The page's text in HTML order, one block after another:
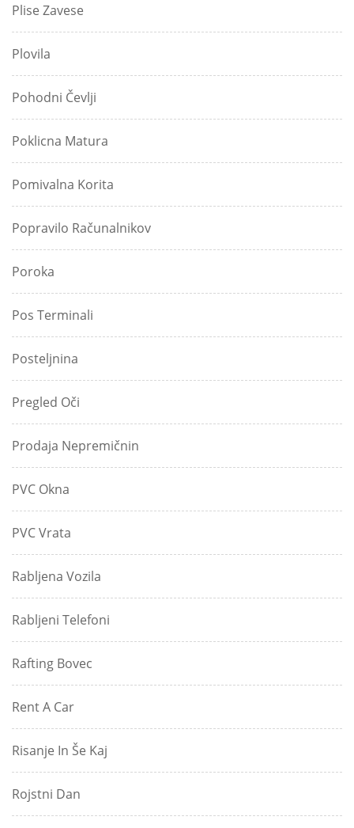
Plise Zavese
Plovila
Pohodni Čevlji
Poklicna Matura
Pomivalna Korita
Popravilo Računalnikov
Poroka
Pos Terminali
Posteljnina
Pregled Oči
Prodaja Nepremičnin
PVC Okna
PVC Vrata
Rabljena Vozila
Rabljeni Telefoni
Rafting Bovec
Rent A Car
Risanje In Še Kaj
Rojstni Dan